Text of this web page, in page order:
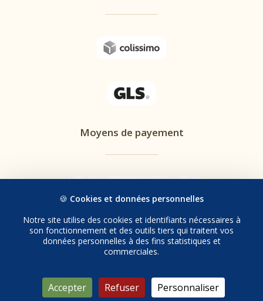
Moyens de payement
🍪 Cookies et données personnelles
Notre site utilise des cookies et identifiants nécessaires à
son fonctionnement et des outils tiers qui traitent vos
données personnelles à des fins statistiques et
commerciales.
Accepter Refuser Personnaliser